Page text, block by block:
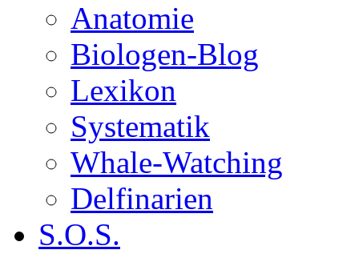
Anatomie
Biologen-Blog
Lexikon
Systematik
Whale-Watching
Delfinarien
S.O.S.